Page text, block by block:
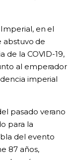
en el
abstuvo de
de la COVID-19,
al emperador
imperial
pasado verano
para la
del evento
87 años,